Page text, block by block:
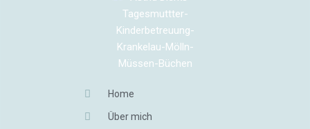
Home
Über mich